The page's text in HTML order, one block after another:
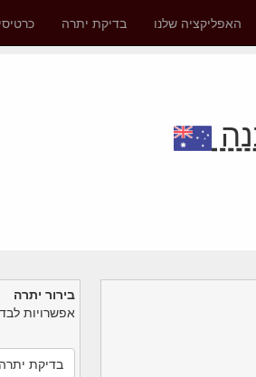
בדיקת יתרה האפליקציה שלנו
בירור יתרה
אפשרויות
בדיקת